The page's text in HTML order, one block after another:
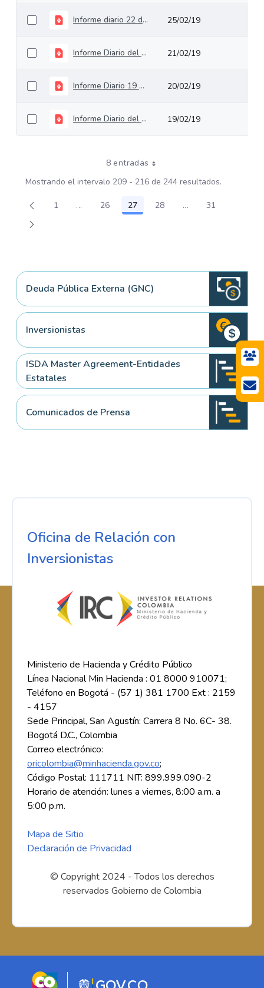
Informe diario 22 de febrero de 2019 25/02/19
Informe Diario del 20 de febrero 2019 21/02/19
Informe Diario 19 de febrero 2019 20/02/19
Informe Diario del 18 de febrero de 2019 19/02/19
8 entradas
Mostrando el intervalo 209 - 216 de 244 resultados.
Página
1 ...Páginas intermedias Use TAB para
Página
26 Página
27 Página
28 ...PáginasPágina
31
Deuda Pública Externa (GNC)
Inversionistas
ISDA Master Agreement-Entidades
Estatales
Comunicados de Prensa
Oficina de Relación con
Inversionistas
Ministerio de Hacienda y Crédito Público
Línea Nacional Min Hacienda : 01 8000 910071;
Teléfono en Bogotá - (57 1) 381 1700 Ext : 2159
- 4157
Sede Principal, San Agustín: Carrera 8 No. 6C- 38.
Bogotá D.C., Colombia
Correo electrónico:
oricolombia@minhacienda.gov.co;
Código Postal: 111711 NIT: 899.999.090-2
Horario de atención: lunes a viernes, 8:00 a.m. a
5:00 p.m.
Mapa de Sitio
Declaración de Privacidad
© Copyright 2024 - Todos los derechos
reservados Gobierno de Colombia